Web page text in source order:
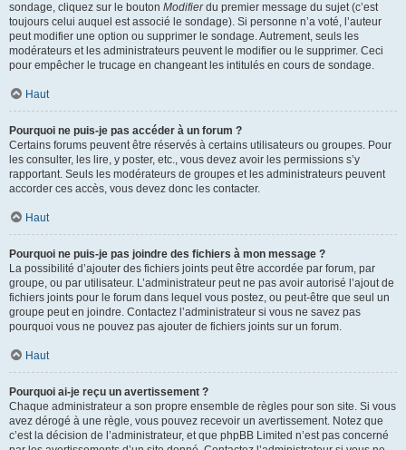
sondage, cliquez sur le bouton Modifierdu premier message du sujet (c’est
toujours celui auquel est associé le sondage). Si personne n’a voté, l’auteur
peut modifier une option ou supprimer le sondage. Autrement, seuls les
modérateurs et les administrateurs peuvent le modifier ou le supprimer. Ceci
pour empêcher le trucage en changeant les intitulés en cours de sondage.
Haut
Pourquoi ne puis-je pas accéder à un forum ?
Certains forums peuvent être réservés à certains utilisateurs ou groupes. Pour
les consulter, les lire, y poster, etc., vous devez avoir les permissions s’y
rapportant. Seuls les modérateurs de groupes et les administrateurs peuvent
accorder ces accès, vous devez donc les contacter.
Haut
Pourquoi ne puis-je pas joindre des fichiers à mon message ?
La possibilité d’ajouter des fichiers joints peut être accordée par forum, par
groupe, ou par utilisateur. L’administrateur peut ne pas avoir autorisé l’ajout de
fichiers joints pour le forum dans lequel vous postez, ou peut-être que seul un
groupe peut en joindre. Contactez l’administrateur si vous ne savez pas
pourquoi vous ne pouvez pas ajouter de fichiers joints sur un forum.
Haut
Pourquoi ai-je reçu un avertissement ?
Chaque administrateur a son propre ensemble de règles pour son site. Si vous
avez dérogé à une règle, vous pouvez recevoir un avertissement. Notez que
c’est la décision de l’administrateur, et que phpBB Limited n’est pas concerné